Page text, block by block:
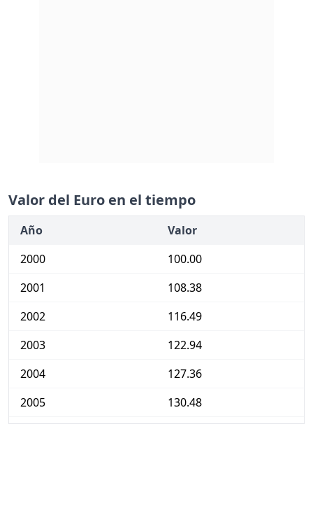
Valor del Euro en el tiempo
Año
Valor
2000
100.00
2001
108.38
2002
116.49
2003
122.94
2004
127.36
2005
130.48